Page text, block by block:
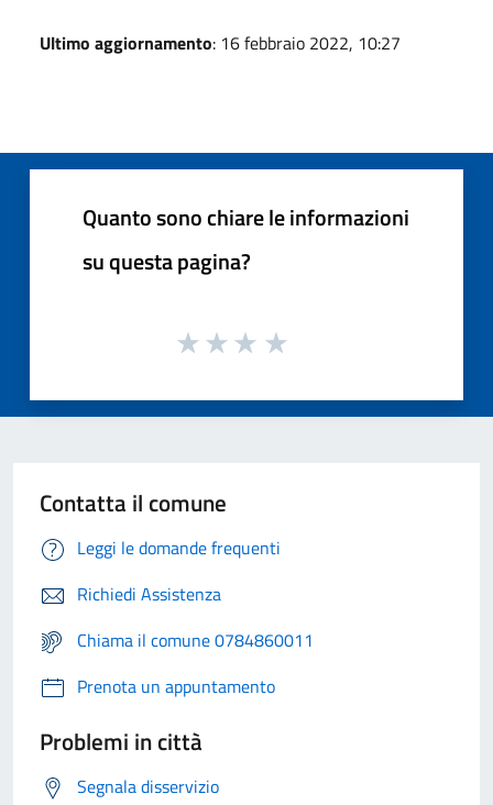
Ultimo aggiornamento: 16 febbraio 2022, 10:27
Quanto sono chiare le informazioni
su questa pagina?
Contatta il comune
Leggi le domande frequenti
Richiedi Assistenza
Chiama il comune 0784860011
Prenota un appuntamento
Problemi in città
Segnala disservizio